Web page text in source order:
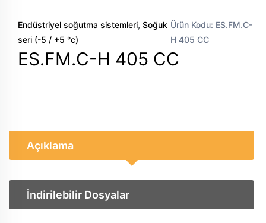
Endüstriyel soğutma sistemleri, Soğuk
seri (-5 / +5 °c)
Ürün Kodu: ES.FM.C-
H 405 CC
ES.FM.C-H 405 CC
Açıklama
İndirilebilir Dosyalar